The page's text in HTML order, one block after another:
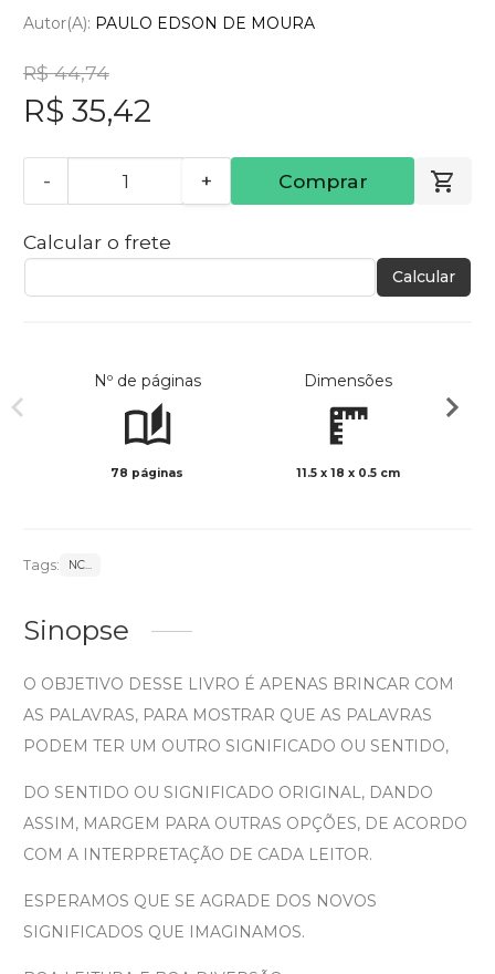
Autor(a): PAULO EDSON DE MOURA
R$ 44,74
R$ 35,42
- + Comprar
Calcular o frete
Calcular
Nº de páginas
78 páginas
Dimensões
11.5 x 18 x 0.5 cm
Tags: NC...
Sinopse
O OBJETIVO DESSE LIVRO É APENAS BRINCAR COM
AS PALAVRAS, PARA MOSTRAR QUE AS PALAVRAS
PODEM TER UM OUTRO SIGNIFICADO OU SENTIDO,
DO SENTIDO OU SIGNIFICADO ORIGINAL, DANDO
ASSIM, MARGEM PARA OUTRAS OPÇÕES, DE ACORDO
COM A INTERPRETAÇÃO DE CADA LEITOR.
ESPERAMOS QUE SE AGRADE DOS NOVOS
SIGNIFICADOS QUE IMAGINAMOS.